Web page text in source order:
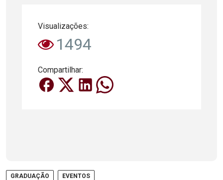
Visualizações:
1494
Compartilhar:
GRADUAÇÃO EVENTOS